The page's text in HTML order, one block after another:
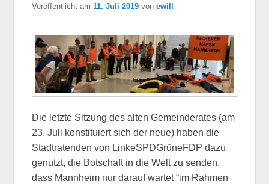
Veröffentlicht am11. Juli 2019 vonewill
Die letzte Sitzung des alten Gemeinderates (am
23. Juli konstituiert sich der neue) haben die
Stadtratenden von LinkeSPDGrüneFDP dazu
genutzt, die Botschaft in die Welt zu senden,
dass Mannheim nur darauf wartet “im Rahmen